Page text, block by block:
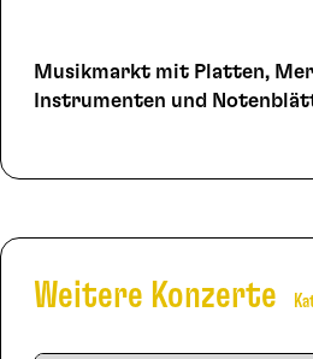
Musikmarkt mit Platten,
Instrumenten und
Weitere Konzerte